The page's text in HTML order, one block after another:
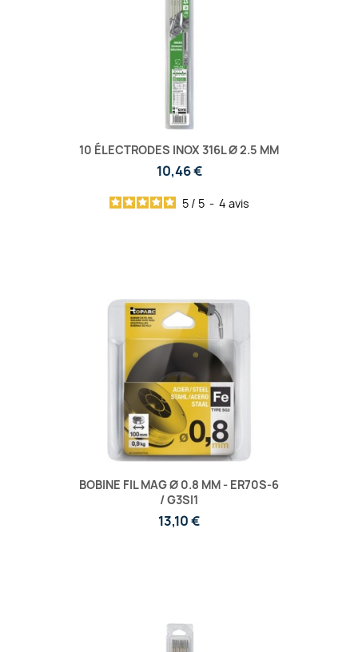
10 ÉLECTRODES INOX 316L Ø 2.5 MM
10,46 €
5 / 5 - 4 avis
BOBINE FIL MAG Ø 0.8 MM - ER70S-6
/ G3SI1
13,10 €